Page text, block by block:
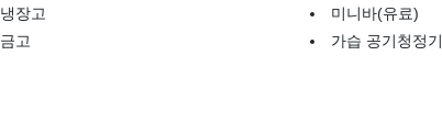
냉장고 미니바(유료)
금고 가습 공기청정기